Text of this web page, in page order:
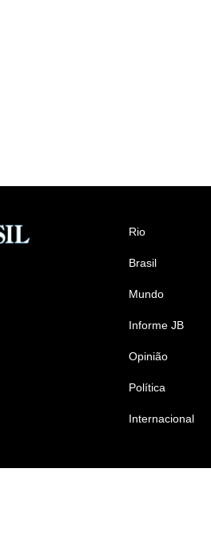
Rio
Brasil
Mundo
Informe JB
Opinião
Política
Internacional